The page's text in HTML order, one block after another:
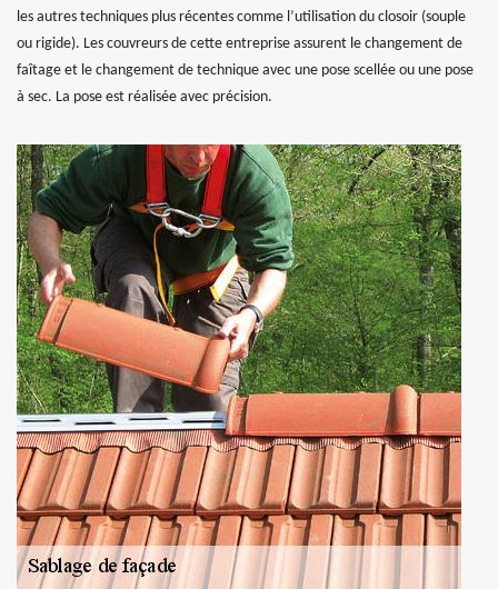
les autres techniques plus récentes comme l’utilisation du closoir (souple
ou rigide). Les couvreurs de cette entreprise assurent le changement de
faîtage et le changement de technique avec une pose scellée ou une pose
à sec. La pose est réalisée avec précision.